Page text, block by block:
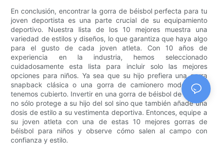
En conclusión, encontrar la gorra de béisbol perfecta para tu
joven deportista es una parte crucial de su equipamiento
deportivo. Nuestra lista de los 10 mejores muestra una
variedad de estilos y diseños, lo que garantiza que haya algo
para el gusto de cada joven atleta. Con 10 años de
experiencia en la industria, hemos seleccionado
cuidadosamente esta lista para incluir solo las mejores
opciones para niños. Ya sea que su hijo prefiera una gorra
snapback clásica o una gorra de camionero moderna, lo
tenemos cubierto. Invertir en una gorra de béisbol de calidad
no sólo protege a su hijo del sol sino que también añade una
dosis de estilo a su vestimenta deportiva. Entonces, equipe a
su joven atleta con una de estas 10 mejores gorras de
béisbol para niños y observe cómo salen al campo con
confianza y estilo.